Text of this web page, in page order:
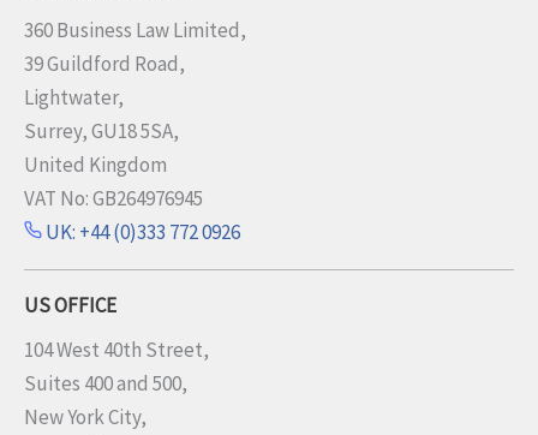
360 Business Law Limited,
39 Guildford Road,
Lightwater,
Surrey, GU18 5SA,
United Kingdom
VAT No: GB264976945
UK: +44 (0)333 772 0926
US OFFICE
104 West 40th Street,
Suites 400 and 500,
New York City,